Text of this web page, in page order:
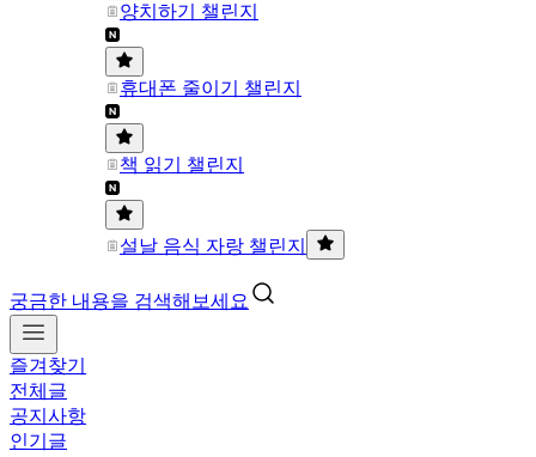
양치하기 챌린지
휴대폰 줄이기 챌린지
책 읽기 챌린지
설날 음식 자랑 챌린지
궁금한 내용을 검색해보세요
즐겨찾기
전체글
공지사항
인기글